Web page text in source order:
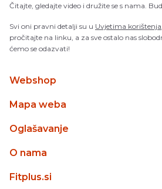
Čitajte, gledajte video i družite se s nama.
Svi oni pravni detalji su u Uvjetima korištenja
pročitajte na linku, a za sve ostalo nas
ćemo se odazvati!
Webshop
Mapa weba
Oglašavanje
O nama
Fitplus.si